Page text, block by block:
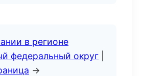
в регионе
федеральный округ
→